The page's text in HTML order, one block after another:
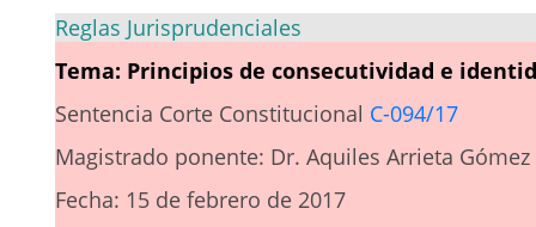
Reglas Jurisprudenciales
Tema: Principios de consecutividad e
Sentencia Corte Constitucional C-094/17
Magistrado ponente: Dr. Aquiles Arrieta Gómez
Fecha: 15 de febrero de 2017